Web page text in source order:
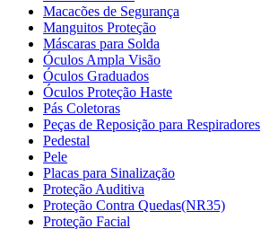
Macacões de Segurança
Manguitos Proteção
Máscaras para Solda
Óculos Ampla Visão
Óculos Graduados
Óculos Proteção Haste
Pás Coletoras
Peças de Reposição para Respiradores
Pedestal
Pele
Placas para Sinalização
Proteção Auditiva
Proteção Contra Quedas(NR35)
Proteção Facial